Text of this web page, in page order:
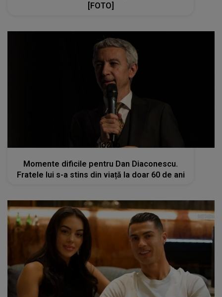
[FOTO]
kanald2.ro
Momente dificile pentru Dan Diaconescu.
Fratele lui s-a stins din viață la doar 60 de ani